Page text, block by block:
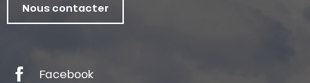
Nous contacter
Facebook